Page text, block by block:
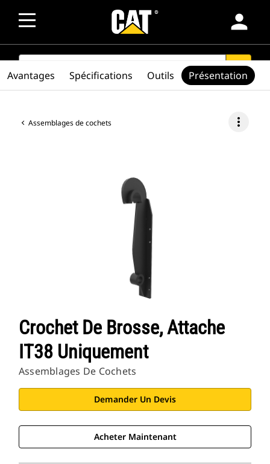
person
SEARCH search
Assemblages de cochets more_vert
Crochet De Brosse, Attache
IT38 Uniquement
Assemblages De Cochets
Demander Un Devis
Acheter Maintenant
Avantages Spécifications Outils Présentation